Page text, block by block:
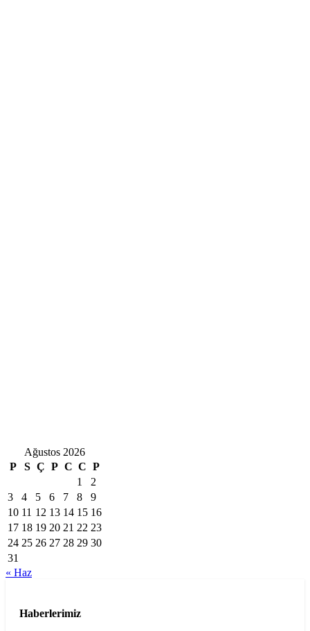
Ağustos 2026
P
S Ç P C C P
1
2
3
4 5 6 7 8
9
10 11 12 13 14 15 16
17 18 19 20 21 22 23
24 25 26 27 28 29 30
31
« Haz
Haberlerimiz